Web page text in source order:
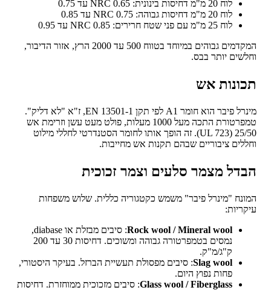
המקדמים גבוהים במיוחד בטווח 500 עד 2000 הרץ, אזור הדיבור,
יותר בבס.
אש
מינרל פיבר הוא חומר A1 לפי תקן EN 13501-1, ז"א "לא דליק".
טמפרטורת התכה מעל 1000 מעלות, פולט מעט עשן וזרימת אש
25/50 (UL 723). זה הופך אותו לחומר הסטנדרטי לחללי מילוט
ציבוריים שבהם תקנות אש מחייבות.
מצמר סלעים וצמר זכוכית
"מינרל פיבר" משמש כקטגוריה כללית. שלוש משפחות
Rock wool / Mineral wool
: סיבים מבזלת או diabase,
נמסים בטמפרטורה גבוהה ומשוכים. דחיסות 30 עד 200
ק"ג/מ"ק.
Slag wool: סיבים מפסולת תעשיית הברזל. בעיקר היסטורי,
פחות נפוץ היום.
Glass wool / Fiberglass : סיבים מזכוכית ממוחזרת. דחיסות